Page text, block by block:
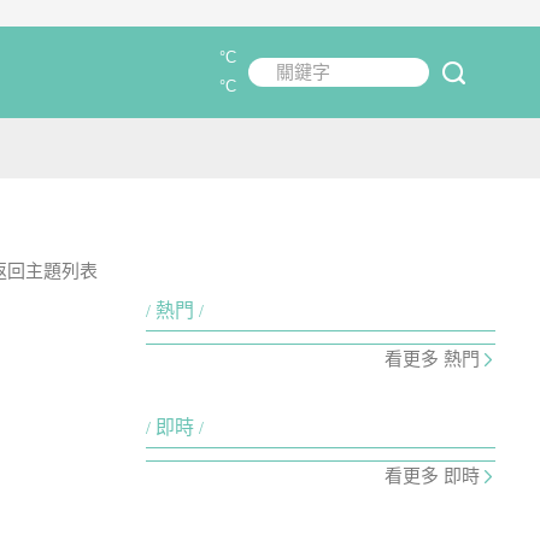
關鍵字
°C
°C
回主題列表
熱門
看更多 熱門
即時
看更多 即時